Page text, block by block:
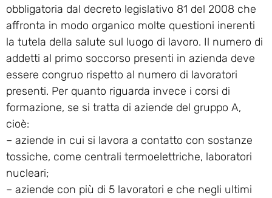
obbligatoria dal decreto legislativo 81 del 2008 che
affronta in modo organico molte questioni inerenti
la tutela della salute sul luogo di lavoro. Il numero di
addetti al primo soccorso presenti in azienda deve
essere congruo rispetto al numero di lavoratori
presenti. Per quanto riguarda invece i corsi di
formazione, se si tratta di aziende del gruppo A,
cioè:
– aziende in cui si lavora a contatto con sostanze
tossiche, come centrali termoelettriche, laboratori
nucleari;
– aziende con più di 5 lavoratori e che negli ultimi